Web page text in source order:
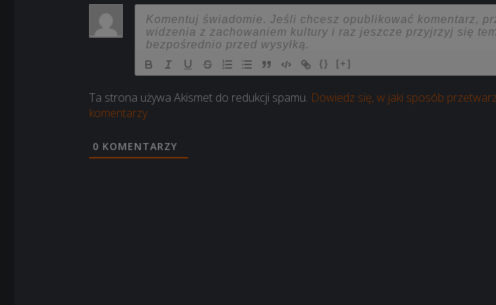
{} [+]
Ta strona używa Akismet do redukcji spamu. Dowiedz się, w jaki sposób
komentarzy.
0 KOMENTARZY